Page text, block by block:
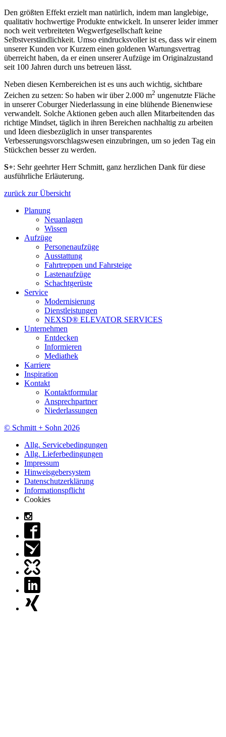
Den größten Effekt erzielt man natürlich, indem man langlebige,
qualitativ hochwertige Produkte entwickelt. In unserer leider immer
noch weit verbreiteten Wegwerfgesellschaft keine
Selbstverständlichkeit. Umso eindrucksvoller ist es, dass wir einem
unserer Kunden vor Kurzem einen goldenen Wartungsvertrag
überreicht haben, da er einen unserer Aufzüge im Originalzustand
seit 100 Jahren durch uns betreuen lässt.
Neben diesen Kernbereichen ist es uns auch wichtig, sichtbare
Zeichen zu setzen: So haben wir über 2.000 m2 ungenutzte Fläche
in unserer Coburger Niederlassung in eine blühende Bienenwiese
verwandelt. Solche Aktionen geben auch allen Mitarbeitenden das
richtige Mindset, täglich in ihren Bereichen nachhaltig zu arbeiten
und Ideen diesbezüglich in unser transparentes
Verbesserungsvorschlagswesen einzubringen, um so jeden Tag ein
Stückchen besser zu werden.
S+: Sehr geehrter Herr Schmitt, ganz herzlichen Dank für diese
ausführliche Erläuterung.
zurück zur Übersicht
Planung
Neuanlagen
Wissen
Aufzüge
Personenaufzüge
Ausstattung
Fahrtreppen und Fahrsteige
Lastenaufzüge
Schachtgerüste
Service
Modernisierung
Dienstleistungen
NEXSD® ELEVATOR SERVICES
Unternehmen
Entdecken
Informieren
Mediathek
Karriere
Inspiration
Kontakt
Kontaktformular
Ansprechpartner
Niederlassungen
© Schmitt + Sohn 2026
Allg. Servicebedingungen
Allg. Lieferbedingungen
Impressum
Hinweisgebersystem
Datenschutzerklärung
Informationspflicht
Cookies